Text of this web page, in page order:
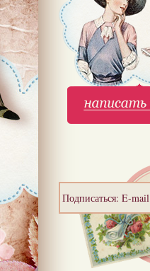
Подписаться: E-mail